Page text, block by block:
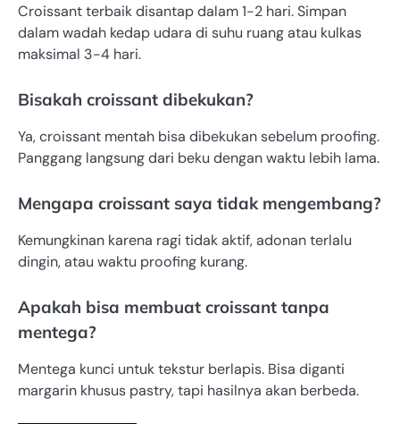
Croissant terbaik disantap dalam 1-2 hari. Simpan
dalam wadah kedap udara di suhu ruang atau kulkas
maksimal 3-4 hari.
Bisakah croissant dibekukan?
Ya, croissant mentah bisa dibekukan sebelum proofing.
Panggang langsung dari beku dengan waktu lebih lama.
Mengapa croissant saya tidak mengembang?
Kemungkinan karena ragi tidak aktif, adonan terlalu
dingin, atau waktu proofing kurang.
Apakah bisa membuat croissant tanpa
mentega?
Mentega kunci untuk tekstur berlapis. Bisa diganti
margarin khusus pastry, tapi hasilnya akan berbeda.